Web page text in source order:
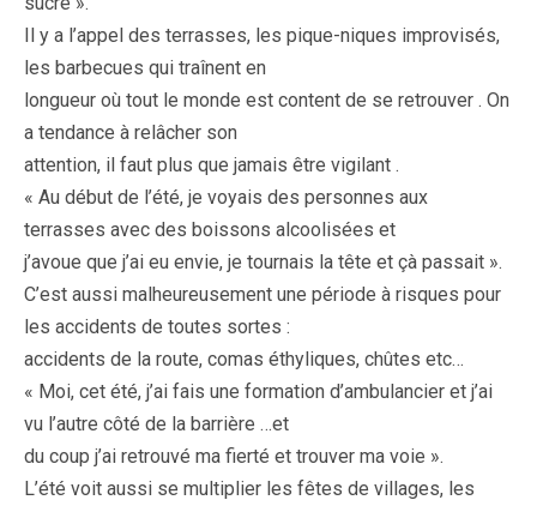
Il y a l’appel des terrasses, les pique-niques improvisés,
les barbecues qui traînent en
longueur où tout le monde est content de se retrouver . On
a tendance à relâcher son
attention, il faut plus que jamais être vigilant .
« Au début de l’été, je voyais des personnes aux
terrasses avec des boissons alcoolisées et
j’avoue que j’ai eu envie, je tournais la tête et çà passait ».
C’est aussi malheureusement une période à risques pour
les accidents de toutes sortes :
accidents de la route, comas éthyliques, chûtes etc…
« Moi, cet été, j’ai fais une formation d’ambulancier et j’ai
vu l’autre côté de la barrière …et
du coup j’ai retrouvé ma fierté et trouver ma voie ».
L’été voit aussi se multiplier les fêtes de villages, les